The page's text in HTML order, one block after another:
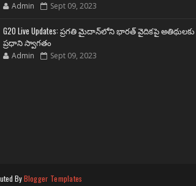
Admin Sept 09, 2023
G20 Live Updates: ప్రగతి మైదాన్‌లోని భారత్ వైదికపై అతిథులకు
ప్రధాని స్వాగతం
Admin Sept 09, 2023
ByBlogger Templates